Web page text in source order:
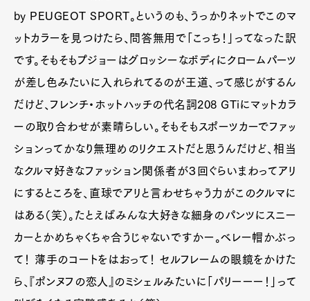
by PEUGEOT SPORT。というのも、うっかりネットでこのマ
ットカラーを見つけたら、問答無用で「こっち！」ってなった訳
です。そもそもプジョーはグロッシーなボディにクロームパーツ
が差し色みたいに入れられてるのが王道、って感じがするん
だけど、フレンチ・ホットハッチの代名詞208 GTiにマットカラ
ーの取り合わせが素晴らしい。そもそもスポーツカーでファッ
ションってかなり無理めのリクエストだと思うんだけど、相当
なクルマ好きなファッション関係者が３回ぐらいまわってアリ
にするところを、直球でアリと言わせちゃう力がこのクルマに
はある（笑）。たとえばみんな大好きな細身のパンツにスニー
カーとかめちゃくちゃ合うじゃないですかー。ベレー帽かぶっ
て！ 薄手のコートをはおって！ セルフレームの眼鏡をかけた
ら、『ポンヌフの恋人』のミシェルみたいに「パリーーー！」って